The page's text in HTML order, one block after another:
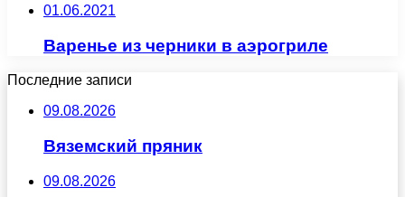
01.06.2021
Варенье из черники в аэрогриле
Последние записи
09.08.2026
Вяземский пряник
09.08.2026